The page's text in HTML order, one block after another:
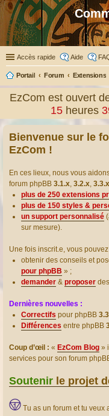
Accès rapide Aide
Portail Forum Extensions
EzCom est ouvert
15 heures
Bienvenue sur le
EzCom !
En ces lieux, nous vous
forum phpBB 3.1.x, 3.2.x, 3.3.x
plus de 250 extensions
plus de 150 styles &
un support personnalisé
sur mesure).
Une fois inscrit.e, vous
obtenir des conseils et
pour phpBB » ;
demander & proposer
Dernières nouvelles :
Correctifs pour phpBB
Différences entre phpBB
Coup d’œil : « EzCom Blog »
services pour son forum
Soutenir le projet
Tu as un forum et tu veux